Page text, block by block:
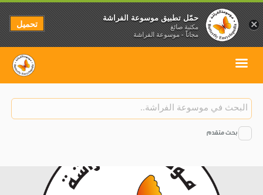
بحث متقدم
×
حمّل تطبيق موسوعة الفراشة
مكتبة صائغ
مجاناً - موسوعة الفراشة
تحميل